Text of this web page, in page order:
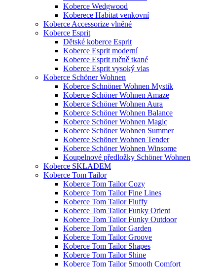
Koberce Wedgwood
Koberece Habitat venkovní
Koberce Accessorize vlněné
Koberce Esprit
Dětské koberce Esprit
Koberce Esprit moderní
Koberce Esprit ručně tkané
Koberce Esprit vysoký vlas
Koberce Schöner Wohnen
Koberce Schnöner Wohnen Mystik
Koberce Schöner Wohnen Amaze
Koberce Schöner Wohnen Aura
Koberce Schöner Wohnen Balance
Koberce Schöner Wohnen Magic
Koberce Schöner Wohnen Summer
Koberce Schöner Wohnen Tender
Koberce Schöner Wohnen Winsome
Koupelnové předložky Schöner Wohnen
Koberce SKLADEM
Koberce Tom Tailor
Koberce Tom Tailor Cozy
Koberce Tom Tailor Fine Lines
Koberce Tom Tailor Fluffy
Koberce Tom Tailor Funky Orient
Koberce Tom Tailor Funky Outdoor
Koberce Tom Tailor Garden
Koberce Tom Tailor Groove
Koberce Tom Tailor Shapes
Koberce Tom Tailor Shine
Koberce Tom Tailor Smooth Comfort